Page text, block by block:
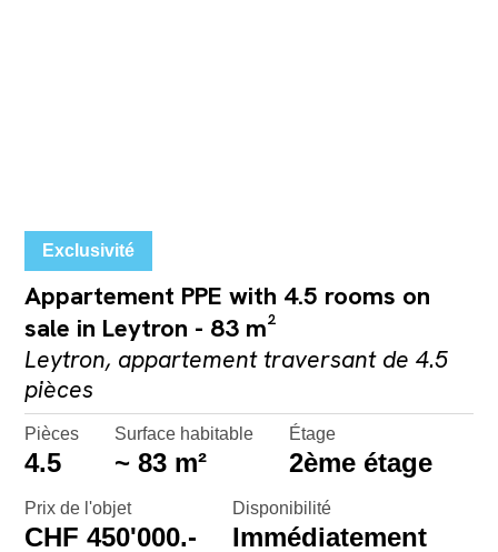
Exclusivité
Appartement PPE with 4.5 rooms on
sale in Leytron - 83 m²
Leytron, appartement traversant de 4.5
pièces
Pièces
4.5
Surface habitable
~ 83 m²
Étage
2ème étage
Prix de l'objet
CHF 450'000.-
Disponibilité
Immédiatement